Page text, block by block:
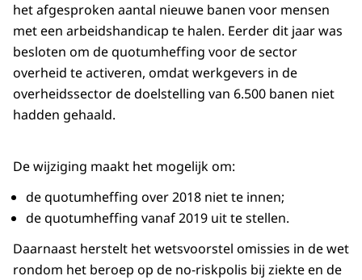
het afgesproken aantal nieuwe banen voor mensen
met een arbeidshandicap te halen. Eerder dit jaar was
besloten om de quotumheffing voor de sector
overheid te activeren, omdat werkgevers in de
overheidssector de doelstelling van 6.500 banen niet
hadden gehaald.
De wijziging maakt het mogelijk om:
de quotumheffing over 2018 niet te innen;
de quotumheffing vanaf 2019 uit te stellen.
Daarnaast herstelt het wetsvoorstel omissies in de wet
rondom het beroep op de no-riskpolis bij ziekte en de